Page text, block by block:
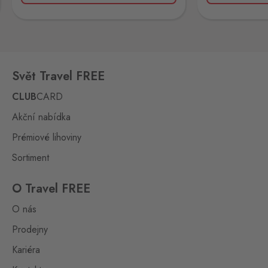
Vejprty
Aš 2
Selb 2
Selbská 2723, Aš,
Broumov
Mähring
Stará rota 115, Broumov,
České Velenice 670, České
Velenice,
Svět Travel FREE
CLUBCARD
Akční nabídka
Prémiové lihoviny
Sortiment
O Travel FREE
O nás
Prodejny
Kariéra